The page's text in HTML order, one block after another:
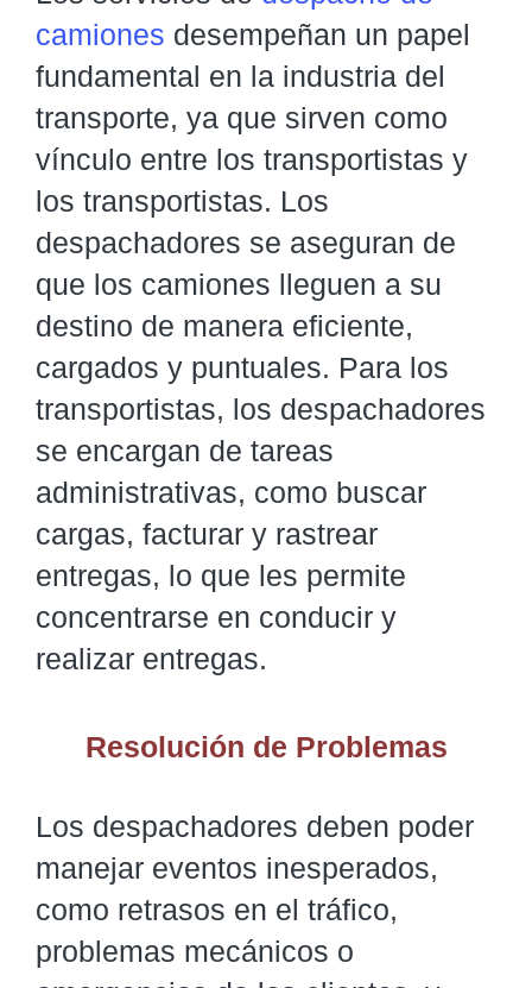
camiones desempeñan un papel
fundamental en la industria del
transporte, ya que sirven como
vínculo entre los transportistas y
los transportistas. Los
despachadores se aseguran de
que los camiones lleguen a su
destino de manera eficiente,
cargados y puntuales. Para los
transportistas, los despachadores
se encargan de tareas
administrativas, como buscar
cargas, facturar y rastrear
entregas, lo que les permite
concentrarse en conducir y
realizar entregas.
Resolución de Problemas
Los despachadores deben poder
manejar eventos inesperados,
como retrasos en el tráfico,
problemas mecánicos o